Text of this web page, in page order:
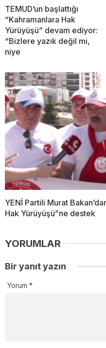
TEMUD’un başlattığı
“Kahramanlara Hak
Yürüyüşü” devam ediyor:
“Bizlere yazık değil mi,
niye
YENİ Partili Murat
Hak Yürüyüşü”ne destek
YORUMLAR
Bir yanıt yazın
Yorum *